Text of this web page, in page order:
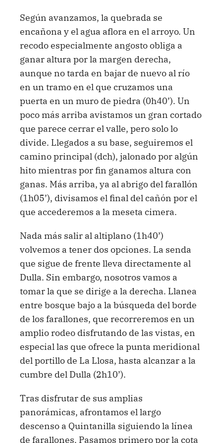
Según avanzamos, la quebrada se
encañona y el agua aflora en el arroyo. Un
recodo especialmente angosto obliga a
ganar altura por la margen derecha,
aunque no tarda en bajar de nuevo al río
en un tramo en el que cruzamos una
puerta en un muro de piedra (0h40’). Un
poco más arriba avistamos un gran cortado
que parece cerrar el valle, pero solo lo
divide. Llegados a su base, seguiremos el
camino principal (dch), jalonado por algún
hito mientras por fin ganamos altura con
ganas. Más arriba, ya al abrigo del farallón
(1h05’), divisamos el final del cañón por el
que accederemos a la meseta cimera.
Nada más salir al altiplano (1h40’)
volvemos a tener dos opciones. La senda
que sigue de frente lleva directamente al
Dulla. Sin embargo, nosotros vamos a
tomar la que se dirige a la derecha. Llanea
entre bosque bajo a la búsqueda del borde
de los farallones, que recorreremos en un
amplio rodeo disfrutando de las vistas, en
especial las que ofrece la punta meridional
del portillo de La Llosa, hasta alcanzar a la
cumbre del Dulla (2h10’).
Tras disfrutar de sus amplias
panorámicas, afrontamos el largo
descenso a Quintanilla siguiendo la línea
de farallones. Pasamos primero por la cota